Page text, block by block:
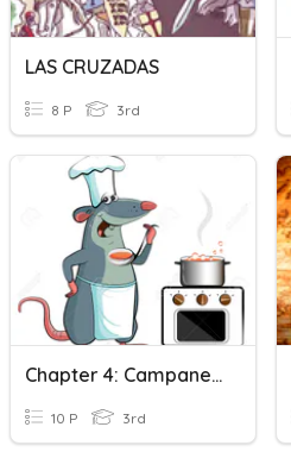
LAS CRUZADAS
8 P 3rd
Chapter 4: Campanelle Crusade
10 P 3rd